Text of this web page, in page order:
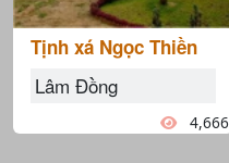
Tịnh xá Ngọc Thiền
Lâm Đồng
4,666